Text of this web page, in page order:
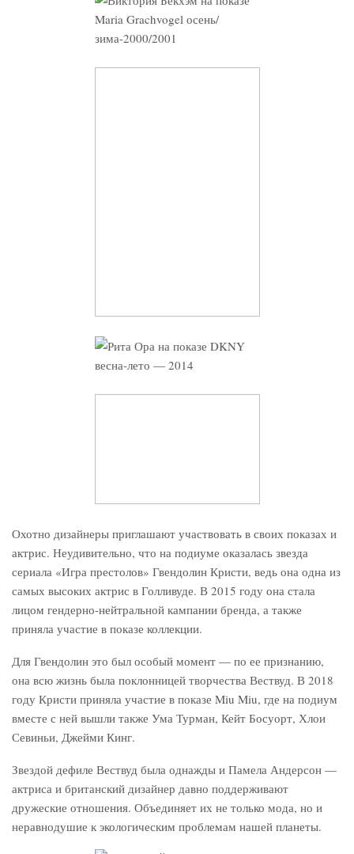
Охотно дизайнеры приглашают участвовать в своих показах и
актрис. Неудивительно, что на подиуме оказалась звезда
сериала «Игра престолов» Гвендолин Кристи, ведь она одна из
самых высоких актрис в Голливуде. В 2015 году она стала
лицом гендерно-нейтральной кампании бренда, а также
приняла участие в показе коллекции.
Для Гвендолин это был особый момент — по ее признанию,
она всю жизнь была поклонницей творчества Вествуд. В 2018
году Кристи приняла участие в показе Miu Miu, где на подиум
вместе с ней вышли также Ума Турман, Кейт Босуорт, Хлои
Севиньи, Джейми Кинг.
Звездой дефиле Вествуд была однажды и Памела Андерсон —
актриса и британский дизайнер давно поддерживают
дружеские отношения. Объединяет их не только мода, но и
неравнодушие к экологическим проблемам нашей планеты.